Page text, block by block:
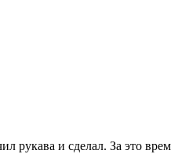
рукава и сделал. За это